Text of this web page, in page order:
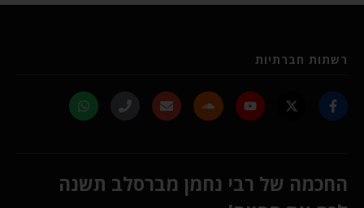
רשתות חברתיות
החכמה של רבי נחמן מברסלב תשנה